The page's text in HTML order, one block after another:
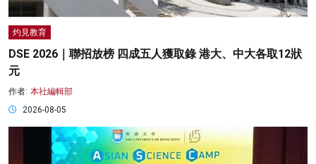
灼見教育
DSE 2026｜聯招放榜 四成五人獲取錄 港大、中大各取12狀
元
作者: 本社編輯部
2026-08-05